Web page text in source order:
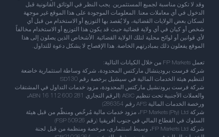
وقد لا تكون مناسبة لجميع المستثمرين. يجب النظر في الوثائق القانونية قبل
الدخول في أي معاملات معنا. المعلومات الموجودة على هذا الموقع غير موجهة
لسكان بعض الولايات القضائية، ولا يُقصد بها التوزيع أو الاستخدام من قبل أي
شخص أو كيان في أي ولاية قضائية حيث قد يكون هذا التوزيع أو الاستخدام مخالفاً
لأي قوانين أو لوائح محلية لتلك الولاية القضائية. الأشخاص الذين يصلون إلى هذا
الموقع يفعلون ذلك بمبادرتهم الخاصة. هذا الإفصاح لا يشكل دعوة للتداول.
تعمل FP Markets من خلال الكيانات التالية:
شركة فرست برودينشال ماركتس المحدودة، شركة وساطة استثمارية خاضعة
لتنظيم هيئة الخدمات المالية في سيشيل برخصة رقم SD130
شركة فرست برودنشيل ماركتس المحدودة، مزود خدمات التداول في المشتقات
والعملات الأجنبية تحت تنظيم ASIC (الرقم التجاري ABN 16 112 600 281،
ورخصة الخدمات المالية AFS رقم 286354)
شركة FP Markets (Pty) Ltd، مزود خدمات مالية مُرخّص ومنظّم من قبل هيئة
السلوك في القطاع المالي في جنوب أفريقيا (رقم FSP 50926)
شركة FP Markets Ltd، وسيط استثماري، مرخصة ومنظمة من قبل لجنة